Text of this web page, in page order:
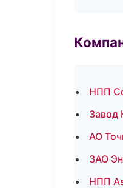
НПП
Завод
АО
ЗАО
НПП